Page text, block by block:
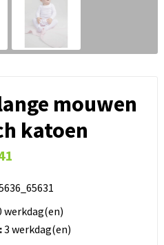
mouwen
katoen
werkdag(en)
3 werkdag(en)